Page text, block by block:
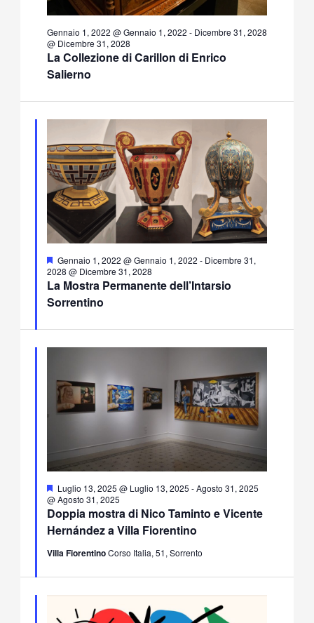
La Collezione di Carillon di Enrico
Salierno
Gennaio 1, 2022 @ Gennaio 1, 2022 - Dicembre 31, 2028
@ Dicembre 31, 2028
La Mostra Permanente dell’Intarsio
Sorrentino
Segnalati
Gennaio 1, 2022 @ Gennaio 1, 2022 - Dicembre 31,
2028 @ Dicembre 31, 2028
Doppia mostra di Nico Taminto e Vicente
Hernández a Villa Fiorentino
Segnalati
Luglio 13, 2025 @ Luglio 13, 2025 -Agosto 31, 2025
@ Agosto 31, 2025
Villa FiorentinoCorso Italia, 51, Sorrento